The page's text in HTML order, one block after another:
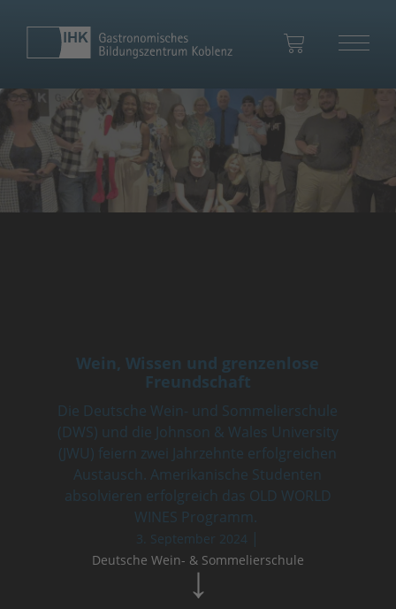
Ihr Warenkorb
Wein, Wissen und grenzenlose
Freundschaft
Die Deutsche Wein- und Sommelierschule
(DWS) und die Johnson & Wales University
(JWU) feiern zwei Jahrzehnte erfolgreichen
Austausch. Amerikanische Studenten
absolvieren erfolgreich das OLD WORLD
WINES Programm.
3. September 2024 |
Deutsche Wein- & Sommelierschule
↓